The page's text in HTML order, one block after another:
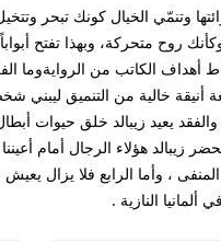
وتنمّي الخيال كونك تبحر
روح متحركة، وبهذا تفتح
أهداف الكاتب من الروايةوما
أنيقة خالية من التنميق
يعيد زيبالد خلق حيوات
زيبالد هؤلاء الرجال أمام
، وأما الرابع فلا يزال
النازية .